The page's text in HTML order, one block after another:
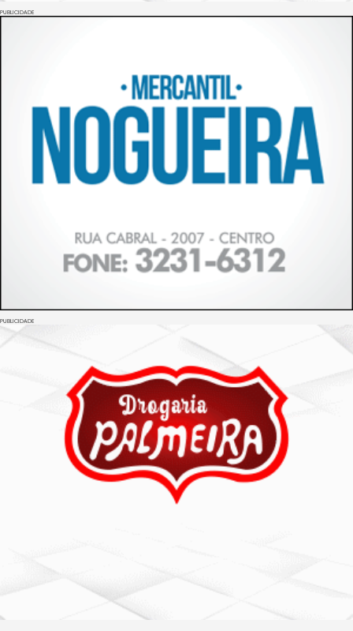
PUBLICIDADE
PUBLICIDADE